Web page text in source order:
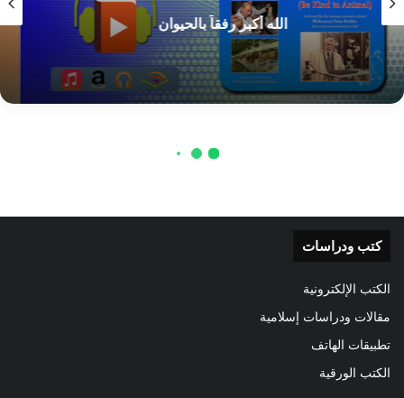
كتب ودراسات
الكتب الإلكترونية
مقالات ودراسات إسلامية
تطبيقات الهاتف
الكتب الورقية